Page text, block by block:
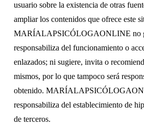
usuario sobre la existencia de otras
ampliar los contenidos que ofrece este
MARÍALAPSICÓLOGAONLINE no
responsabiliza del funcionamiento o
enlazados; ni sugiere, invita o
mismos, por lo que tampoco será
obtenido.
responsabiliza del establecimiento de
de terceros.